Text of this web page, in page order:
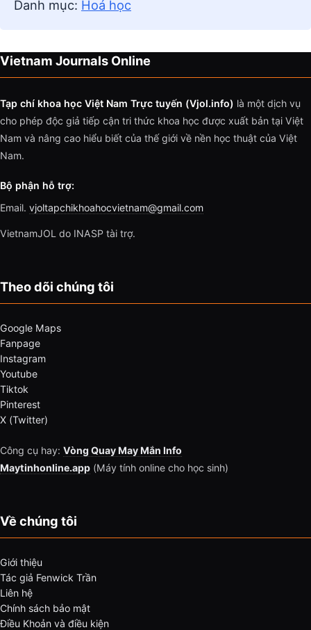
Danh mục: Hoá học
Vietnam Journals Online
Tạp chí khoa học Việt Nam Trực tuyến (Vjol.info) là một dịch vụ
cho phép độc giả tiếp cận tri thức khoa học được xuất bản tại Việt
Nam và nâng cao hiểu biết của thế giới về nền học thuật của Việt
Nam.
Bộ phận hỗ trợ:
Email. vjoltapchikhoahocvietnam@gmail.com
VietnamJOL do INASP tài trợ.
Theo dõi chúng tôi
Google Maps
Fanpage
Instagram
Youtube
Tiktok
Pinterest
X (Twitter)
Công cụ hay: Vòng Quay May Mắn Info
Maytinhonline.app (Máy tính online cho học sinh)
Về chúng tôi
Giới thiệu
Tác giả Fenwick Trần
Liên hệ
Chính sách bảo mật
Điều Khoản và điều kiện